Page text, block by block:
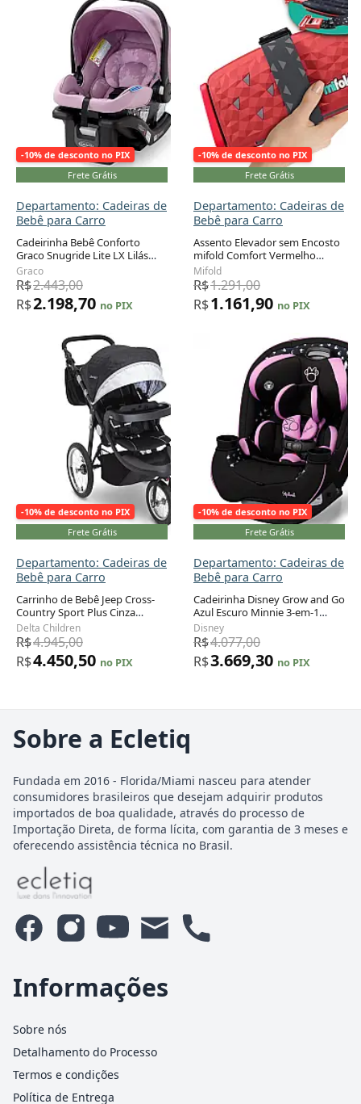
-10% de desconto no PIX
Frete Grátis
Departamento: Cadeiras de
Bebê para Carro
Cadeirinha Bebê Conforto
Graco Snugride Lite LX Lilás
Mod Sistema LATCH Base
Ajustável
Graco
R$2.443,00
R$2.198,70 no PIX
-10% de desconto no PIX
Frete Grátis
Departamento: Cadeiras de
Bebê para Carro
Assento Elevador sem Encosto
mifold Comfort Vermelho
Corrida Portátil Grab-and-Go 18
a 45 kg
Mifold
R$1.291,00
R$1.161,90 no PIX
-10% de desconto no PIX
Frete Grátis
Departamento: Cadeiras de
Bebê para Carro
Carrinho de Bebê Jeep Cross-
Country Sport Plus Cinza
Galáxia 3 Rodas Corrida até
20,4 kg
Adicionar ao carrinho
Delta Children
R$4.945,00
R$4.450,50 no PIX
-10% de desconto no PIX
Frete Grátis
Departamento: Cadeiras de
Bebê para Carro
Cadeirinha Disney Grow and Go
Azul Escuro Minnie 3-em-1
Recém-nascido a 45,4 kg
Adicionar ao carrinho
Disney
R$4.077,00
R$3.669,30 no PIX
Sobre a Ecletiq
Fundada em 2016 - Florida/Miami nasceu para atender
consumidores brasileiros que desejam adquirir produtos
importados de boa qualidade, através do processo de
Importação Direta, de forma lícita, com garantia de 3 meses e
oferecendo assistência técnica no Brasil.
Informações
Sobre nós
Detalhamento do Processo
Termos e condições
Política de Entrega